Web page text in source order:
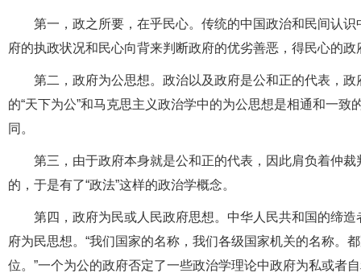
第一，政之所要，在乎民心。传统的中国政治和民间认
府的执政状况和民心向背来判断政府的优劣善恶，得民心的
第二，政府为公思想。政治以及政府是公和正的代表，
的“天下为公”和马克思主义政治学中的为公思想是相通和一
同。
第三，由于政府本身就是公和正的代表，因此肩负着仲
的，于是有了“政法”这样的政治学概念。
第四，政府为民或人民政府思想。中华人民共和国的缔
府为民思想。“我们国家的名称，我们各级国家机关的名称。
位。”一个为公的政府否定了一些政治学理论中政府为私或者